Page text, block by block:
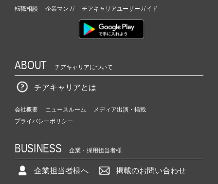
転職相談
企業マンガ チアキャリアユーザーガイド
ABOUT チアキャリアについて
チアキャリアとは
会社概要 ニュースルーム
メディア出演・掲載
プライバシーポリシー
BUSINESS 企業・採用担当者様
企業担当者様へ 掲載のお問い合わせ